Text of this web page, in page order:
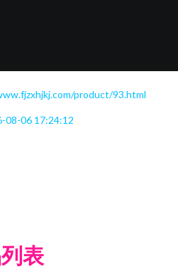
product/93.html
08-06 17:24:12
表